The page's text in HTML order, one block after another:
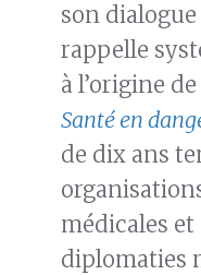
son dialogue
rappelle
à l’origine
Santé en
de dix ans
médicales et
diplomaties